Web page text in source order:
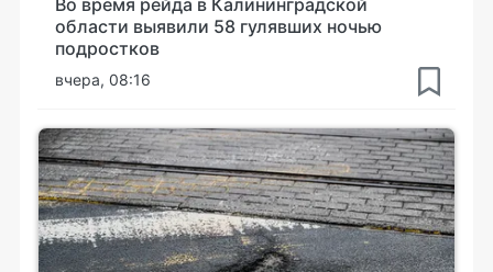
области выявили 58 гулявших ночью
подростков
вчера, 08:16